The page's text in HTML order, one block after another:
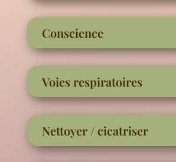
Conscience
Voies respiratoires
Nettoyer / cicatriser